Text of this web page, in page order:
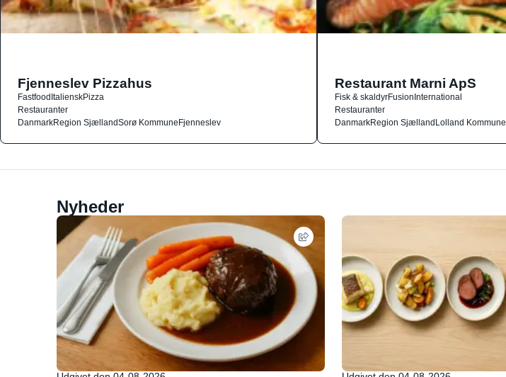
Fjenneslev Pizzahus
FastfoodItalienskPizza
Restauranter
DanmarkRegion SjællandSorø KommuneFjenneslev
Restaurant Marni ApS
Fisk & skaldyrFusionInternational
Restauranter
DanmarkRegion SjællandLolland Kommune
Nyheder